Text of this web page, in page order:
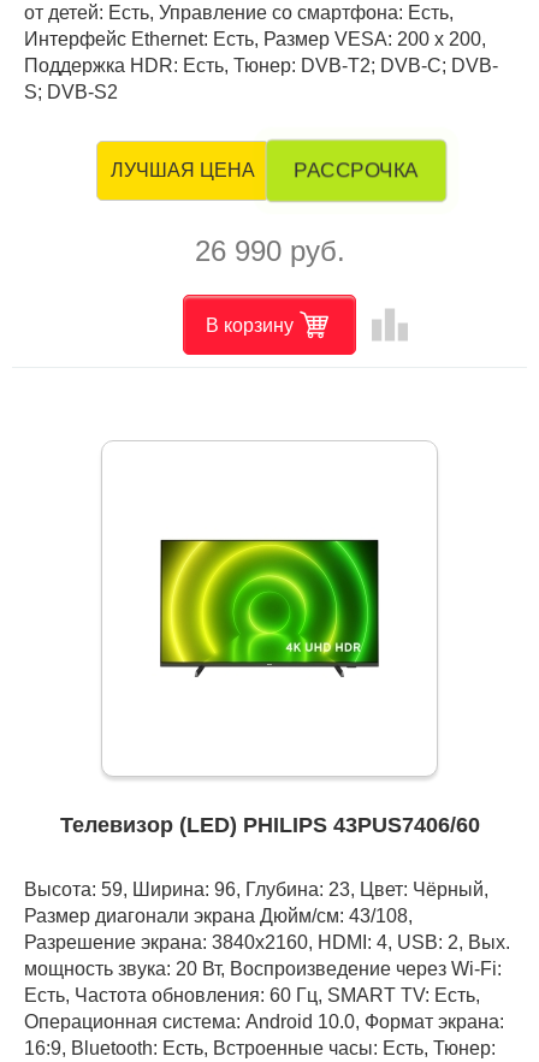
от детей: Есть, Управление со смартфона: Есть,
Интерфейс Ethernet: Есть, Размер VESA: 200 x 200,
Поддержка HDR: Есть, Тюнер: DVB-T2; DVB-C; DVB-
S; DVB-S2
ЛУЧШАЯ ЦЕНА РАССРОЧКА
26 990 руб.
В корзину leaderboard
Телевизор (LED) PHILIPS 43PUS7406/60
Высота: 59, Ширина: 96, Глубина: 23, Цвет: Чёрный,
Размер диагонали экрана Дюйм/см: 43/108,
Разрешение экрана: 3840x2160, HDMI: 4, USB: 2, Вых.
мощность звука: 20 Вт, Воспроизведение через Wi-Fi:
Есть, Частота обновления: 60 Гц, SMART TV: Есть,
Операционная система: Android 10.0, Формат экрана:
16:9, Bluetooth: Есть, Встроенные часы: Есть, Тюнер: